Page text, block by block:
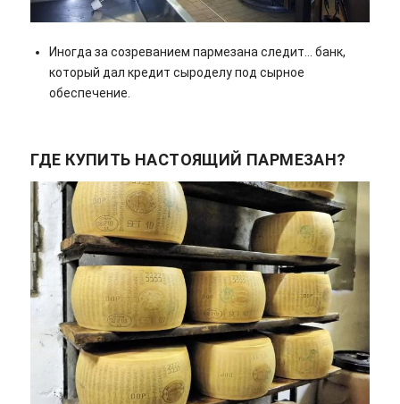
Иногда за созреванием пармезана следит… банк,
который дал кредит сыроделу под сырное
обеспечение.
ГДЕ КУПИТЬ НАСТОЯЩИЙ ПАРМЕЗАН?